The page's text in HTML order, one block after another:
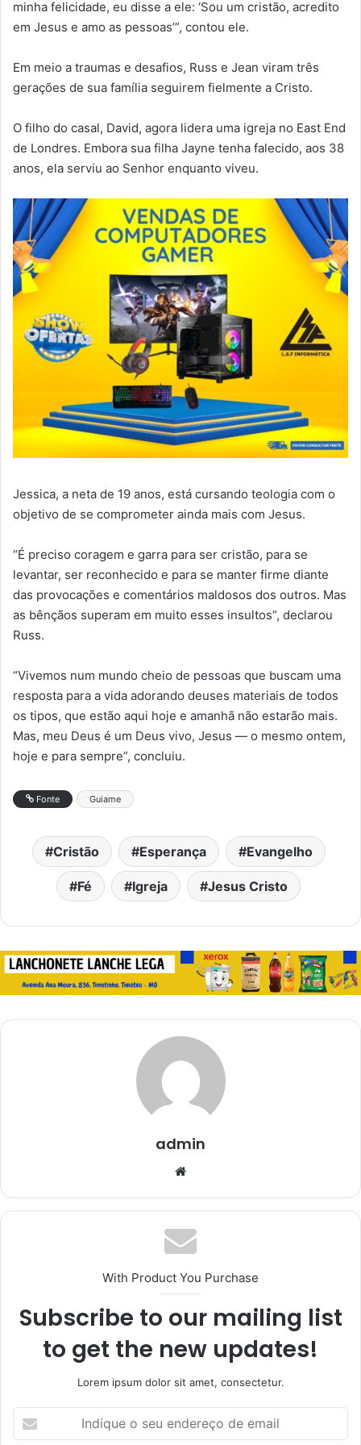
minha felicidade, eu disse a ele: ‘Sou um cristão, acredito
em Jesus e amo as pessoas’”, contou ele.
Em meio a traumas e desafios, Russ e Jean viram três
gerações de sua família seguirem fielmente a Cristo.
O filho do casal, David, agora lidera uma igreja no East End
de Londres. Embora sua filha Jayne tenha falecido, aos 38
anos, ela serviu ao Senhor enquanto viveu.
Jessica, a neta de 19 anos, está cursando teologia com o
objetivo de se comprometer ainda mais com Jesus.
“É preciso coragem e garra para ser cristão, para se
levantar, ser reconhecido e para se manter firme diante
das provocações e comentários maldosos dos outros. Mas
as bênçãos superam em muito esses insultos”, declarou
Russ.
“Vivemos num mundo cheio de pessoas que buscam uma
resposta para a vida adorando deuses materiais de todos
os tipos, que estão aqui hoje e amanhã não estarão mais.
Mas, meu Deus é um Deus vivo, Jesus — o mesmo ontem,
hoje e para sempre”, concluiu.
Fonte Guiame
Cristão Esperança Evangelho
Fé Igreja Jesus Cristo
admin
With Product You Purchase
Subscribe to our mailing list
to get the new updates!
Lorem ipsum dolor sit amet, consectetur.